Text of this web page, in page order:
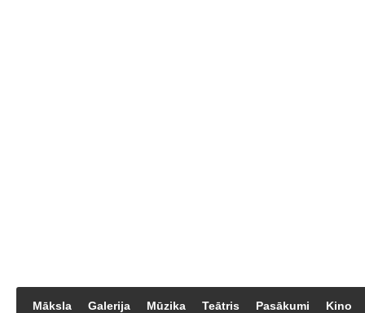
Māksla Galerija Mūzika Teātris Pasākumi Kino